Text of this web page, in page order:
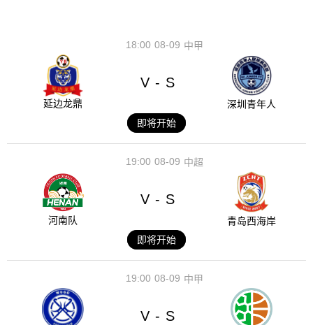
08-09
18:00 中甲
延边龙鼎
V - S
深圳青年人
即将开始
08-09
19:00 中超
河南队
V - S
青岛西海岸
即将开始
08-09
19:00 中甲
V - S